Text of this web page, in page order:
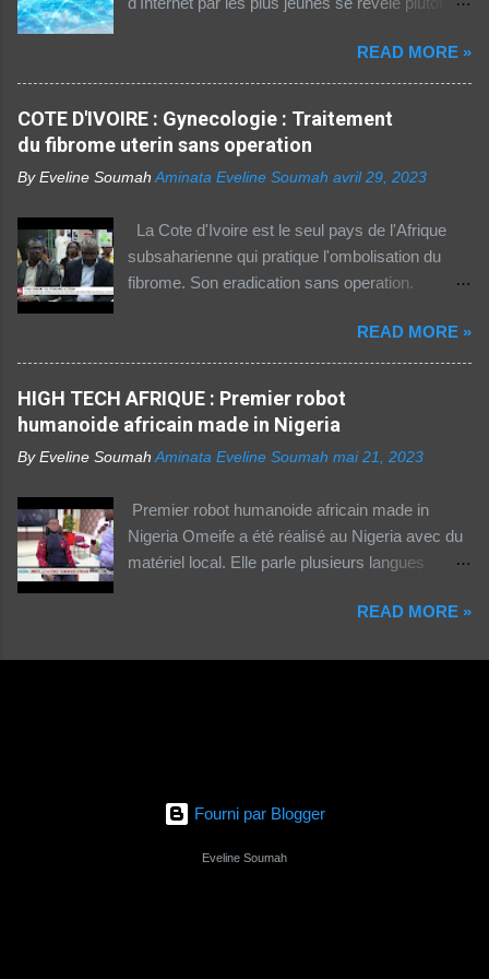
http://boutic.evemoney.1tpe.fr Un tiers (33%) de
la population dans la région Afrique (hors Etats
arabes du continent) utilise Internet, selon le
rapport 2021 de l'Union internationale des
télécommunications (UIT) sur la connectivité
numérique dans le monde. Si entre 2019 et
dans cette partie du monde, cette dernière est
celle où l'accès au web reste difficile –
notamment pour les femmes et les personnes
coûteux. Cinq faits pour appréhender le fossé
numérique en Afrique. La moitié des citadins
africains sont en ligne contre seulement 15% de
la population rurale. A l'échelle de la planète, les
habitants des zones urbaines sont deux fois...
READ MORE »
COTE D'IVOIRE : Gynecologie : Traitement
du fibrome uterin sans operation
By Eveline Soumah Aminata Eveline Soumah avril 29, 2023
La Cote d'Ivoire est le seul pays de l'Afrique
subsaharienne qui pratique l'ombolisation du
fibrome. Son eradication sans operation.
d'Ivoire. Elle a gueri pres de 300 femmes.
Suivez ceci. - 1TPE.com - Votre boutique de
produits digitaux Source life tv.
READ MORE »
HIGH TECH AFRIQUE : Premier robot
humanoide africain made in Nigeria
By Eveline Soumah Aminata Eveline Soumah mai 21, 2023
Premier robot humanoide africain made in
Nigeria Omeife a été réalisé au Nigeria avec du
matériel local. Elle parle plusieurs langues
READ MORE »
Fourni par Blogger
Eveline Soumah